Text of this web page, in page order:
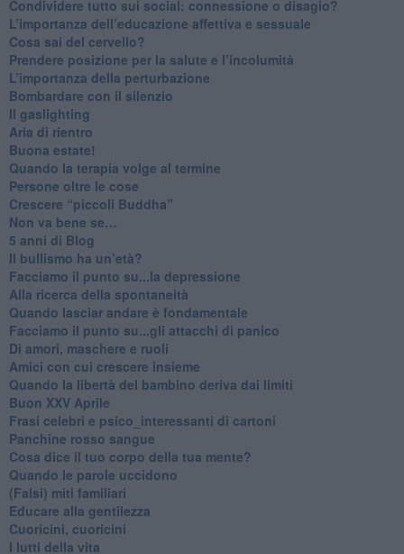
​Condividere tutto sui social: connessione o disagio?
​L’importanza dell’educazione affettiva e sessuale
​Cosa sai del cervello?
Prendere posizione per la salute e l’incolumità
L’importanza della perturbazione
​Bombardare con il silenzio
Il gaslighting
Aria di rientro
Buona estate!
​Quando la terapia volge al termine
​Persone oltre le cose
​Crescere “piccoli Buddha”
Non va bene se…
​5 anni di Blog
​Il bullismo ha un’età?
Facciamo il punto su...la depressione
​Alla ricerca della spontaneità
​Quando lasciar andare è fondamentale
Facciamo il punto su...gli attacchi di panico
Di amori, maschere e ruoli
​Amici con cui crescere insieme
​Quando la libertà del bambino deriva dai limiti
Buon XXV Aprile
​Frasi celebri e psico_interessanti di cartoni
​Panchine rosso sangue
​Cosa dice il tuo corpo della tua mente?
​Quando le parole uccidono
​(Falsi) miti familiari
​Educare alla gentilezza
​Cuoricini, cuoricini
I lutti della vita